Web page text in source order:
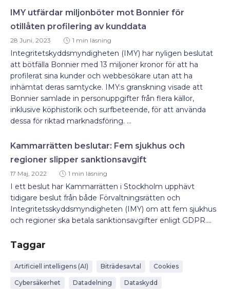
IMY utfärdar miljonböter mot Bonnier för
otillåten profilering av kunddata
28 Juni, 2023 1 min läsning
Integritetskyddsmyndigheten (IMY) har nyligen beslutat
att bötfälla Bonnier med 13 miljoner kronor för att ha
profilerat sina kunder och webbesökare utan att ha
inhämtat deras samtycke. IMY:s granskning visade att
Bonnier samlade in personuppgifter från flera källor,
inklusive köphistorik och surfbeteende, för att använda
dessa för riktad marknadsföring. ...
Kammarrätten beslutar: Fem sjukhus och
regioner slipper sanktionsavgift
17 Maj, 2022 1 min läsning
I ett beslut har Kammarrätten i Stockholm upphävt
tidigare beslut från både Förvaltningsrätten och
Integritetsskyddsmyndigheten (IMY) om att fem sjukhus
och regioner ska betala sanktionsavgifter enligt GDPR....
Taggar
Artificiell intelligens (AI) Biträdesavtal Cookies
Cybersäkerhet Datadelning Dataskydd